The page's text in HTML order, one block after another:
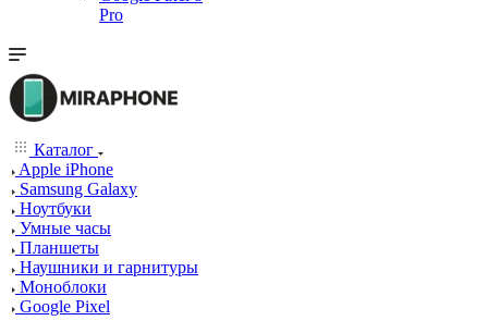
Pro
Каталог
Apple iPhone
Samsung Galaxy
Ноутбуки
Умные часы
Планшеты
Наушники и гарнитуры
Моноблоки
Google Pixel